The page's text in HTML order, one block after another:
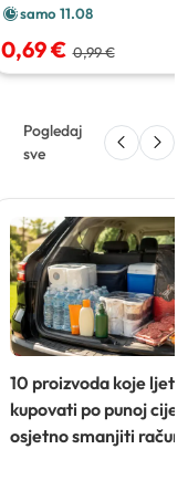
samo 11.08
0,69 € 0,99 €
Pogledaj
sve
10 proizvoda koje ljeti
kupovati po punoj
osjetno smanjiti račun)